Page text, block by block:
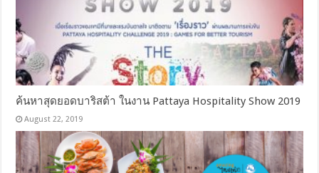
ค้นหาสุดยอดบาริสต้า ในงาน Pattaya Hospitality Show 2019
August 22, 2019